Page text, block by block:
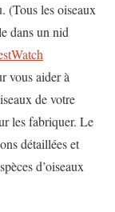
(Tous les oiseaux
dans un nid
vous aider à
de votre
les fabriquer. Le
détaillées et
d’oiseaux